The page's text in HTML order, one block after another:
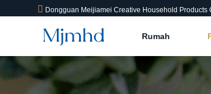
Dongguan Meijiamei Creative Household Products
Rumah